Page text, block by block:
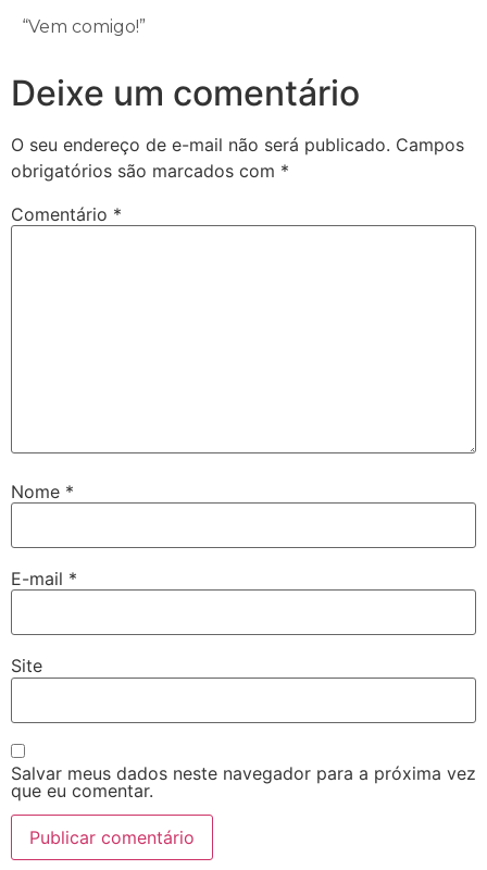
“Vem comigo!”
Deixe um comentário
O seu endereço de e-mail não será publicado. Campos
obrigatórios são marcados com *
Comentário *
Nome *
E-mail *
Site
Salvar meus dados neste navegador para a próxima vez
que eu comentar.